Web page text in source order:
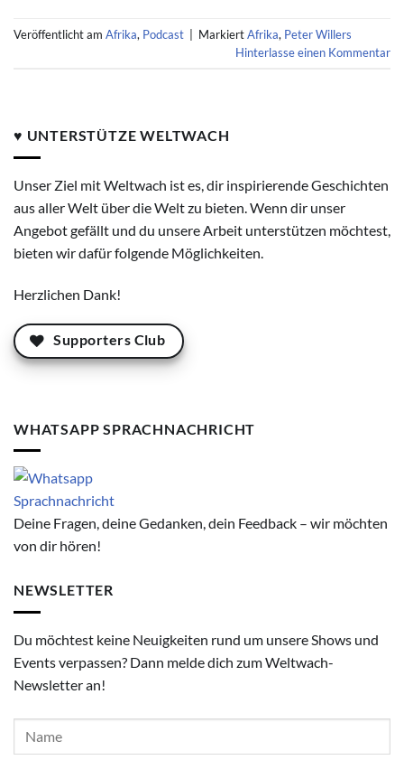
Veröffentlicht am Afrika, Podcast MarkiertAfrika, Peter Willers
Hinterlasse einen Kommentar
♥ UNTERSTÜTZE WELTWACH
Unser Ziel mit Weltwach ist es, dir inspirierende Geschichten
aus aller Welt über die Welt zu bieten. Wenn dir unser
Angebot gefällt und du unsere Arbeit unterstützen möchtest,
bieten wir dafür folgende Möglichkeiten.
Herzlichen Dank!
Supporters Club
WHATSAPP SPRACHNACHRICHT
Deine Fragen, deine Gedanken, dein Feedback – wir möchten
von dir hören!
NEWSLETTER
Du möchtest keine Neuigkeiten rund um unsere Shows und
Events verpassen? Dann melde dich zum Weltwach-
Newsletter an!